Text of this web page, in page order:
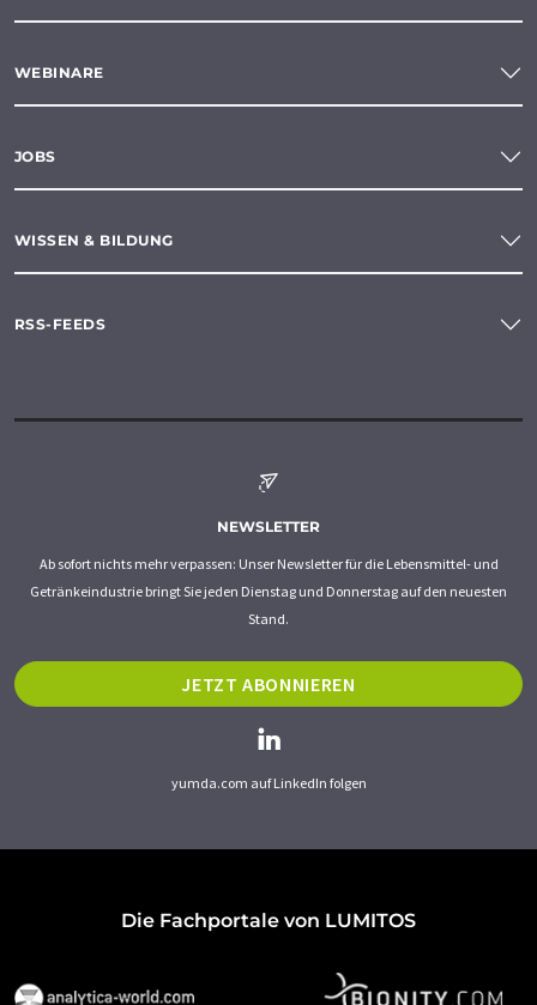
WEBINARE
JOBS
WISSEN & BILDUNG
RSS-FEEDS
NEWSLETTER
Ab sofort nichts mehr verpassen: Unser Newsletter für die Lebensmittel- und
Getränkeindustrie bringt Sie jeden Dienstag und Donnerstag auf den neuesten
Stand.
JETZT ABONNIEREN
yumda.com auf LinkedIn folgen
Die Fachportale von LUMITOS